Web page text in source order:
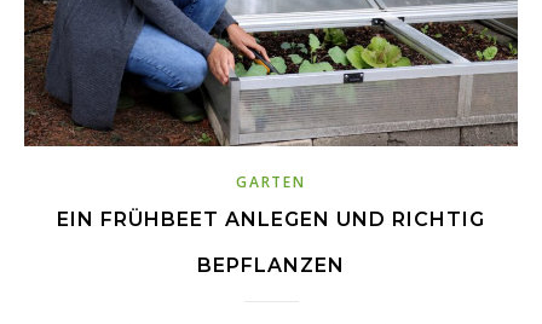
GARTEN
EIN FRÜHBEET ANLEGEN UND RICHTIG
BEPFLANZEN